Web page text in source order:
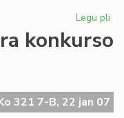
Legu pli
de
konkurso
321 7-B, 22 jan 07